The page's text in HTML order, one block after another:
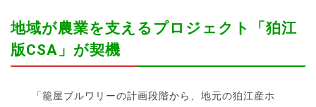
地域が農業を支えるプロジェクト「狛江
版CSA」が契機
「籠屋ブルワリーの計画段階から、地元の狛江産ホ